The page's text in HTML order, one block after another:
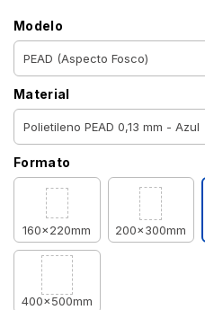
Modelo
Material
Formato
160x220mm 200x300mm
400x500mm